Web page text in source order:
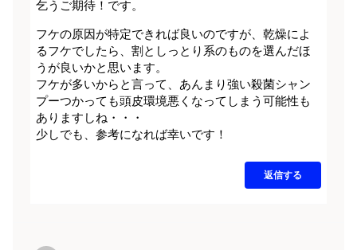
乞うご期待！です。
フケの原因が特定できれば良いのですが、乾燥によ
るフケでしたら、割としっとり系のものを選んだほ
うが良いかと思います。
フケが多いからと言って、あんまり強い殺菌シャン
プーつかっても頭皮環境悪くなってしまう可能性も
ありますしね・・・
少しでも、参考になれば幸いです！
返信する